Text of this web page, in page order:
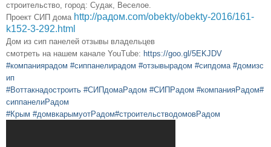
строительство, город: Судак, Веселое.
Проект СИП дома http://радом.com/obekty/obekty-2016/161-
k152-3-292.html
Дом из сип панелей отзывы владельцев
смотреть на нашем канале YouTube: https://goo.gl/5EKJDV
#компаниярадом #сиппанелирадом #отзывырадом #сипдома #домизс
ип
#Воттакнадостроить #СИПдомаРадом #СИПРадом #компанияРадом#
сиппанелиРадом
#Крым #домвкарымуотРадом#строительстводомовРадом